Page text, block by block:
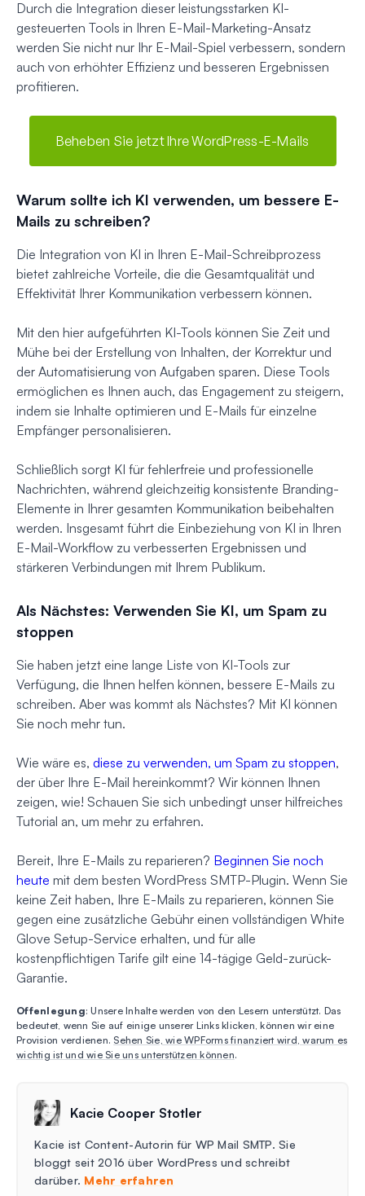
Durch die Integration dieser leistungsstarken KI-
gesteuerten Tools in Ihren E-Mail-Marketing-Ansatz
werden Sie nicht nur Ihr E-Mail-Spiel verbessern, sondern
auch von erhöhter Effizienz und besseren Ergebnissen
profitieren.
Beheben Sie jetzt Ihre WordPress-E-Mails
Warum sollte ich KI verwenden, um bessere E-
Mails zu schreiben?
Die Integration von KI in Ihren E-Mail-Schreibprozess
bietet zahlreiche Vorteile, die die Gesamtqualität und
Effektivität Ihrer Kommunikation verbessern können.
Mit den hier aufgeführten KI-Tools können Sie Zeit und
Mühe bei der Erstellung von Inhalten, der Korrektur und
der Automatisierung von Aufgaben sparen. Diese Tools
ermöglichen es Ihnen auch, das Engagement zu steigern,
indem sie Inhalte optimieren und E-Mails für einzelne
Empfänger personalisieren.
Schließlich sorgt KI für fehlerfreie und professionelle
Nachrichten, während gleichzeitig konsistente Branding-
Elemente in Ihrer gesamten Kommunikation beibehalten
werden. Insgesamt führt die Einbeziehung von KI in Ihren
E-Mail-Workflow zu verbesserten Ergebnissen und
stärkeren Verbindungen mit Ihrem Publikum.
Als Nächstes: Verwenden Sie KI, um Spam zu
stoppen
Sie haben jetzt eine lange Liste von KI-Tools zur
Verfügung, die Ihnen helfen können, bessere E-Mails zu
schreiben. Aber was kommt als Nächstes? Mit KI können
Sie noch mehr tun.
Wie wäre es, diese zu verwenden, um Spam zu stoppen,
der über Ihre E-Mail hereinkommt? Wir können Ihnen
zeigen, wie! Schauen Sie sich unbedingt unser hilfreiches
Tutorial an, um mehr zu erfahren.
Bereit, Ihre E-Mails zu reparieren? Beginnen Sie noch
heute mit dem besten WordPress SMTP-Plugin. Wenn Sie
keine Zeit haben, Ihre E-Mails zu reparieren, können Sie
gegen eine zusätzliche Gebühr einen vollständigen White
Glove Setup-Service erhalten, und für alle
kostenpflichtigen Tarife gilt eine 14-tägige Geld-zurück-
Garantie.
Offenlegung: Unsere Inhalte werden von den Lesern unterstützt. Das
bedeutet, wenn Sie auf einige unserer Links klicken, können wir eine
Provision verdienen.Sehen Sie, wie WPForms finanziert wird, warum es
wichtig ist und wie Sie uns unterstützen können.
Kacie Cooper Stotler
Kacie ist Content-Autorin für WP Mail SMTP. Sie
bloggt seit 2016 über WordPress und schreibt
darüber. Mehr erfahren